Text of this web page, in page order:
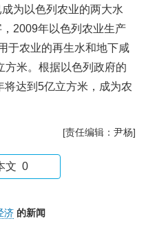
为以色列农业的两大水
2009年以色列农业生产
于农业的再生水和地下咸
方米。根据以色列政府的
达到5亿立方米，成为农
[责任编辑：尹杨]
文 0
济 的新闻